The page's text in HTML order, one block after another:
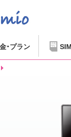
プラン